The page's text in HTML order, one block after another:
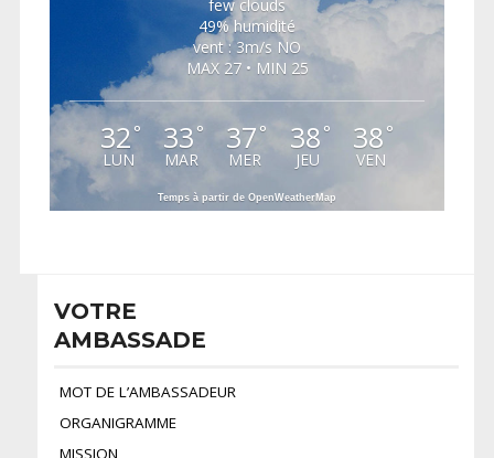
few clouds
49% humidité
vent : 3m/s NO
MAX 27 • MIN 25
32°
LUN
33 °
MAR
37 °
MER
38 °
JEU
38 °
VEN
Temps à partir de OpenWeatherMap
VOTRE
AMBASSADE
MOT DE L’AMBASSADEUR
ORGANIGRAMME